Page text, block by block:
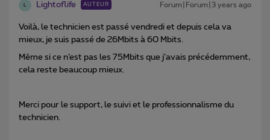
Lightoflife AUTEUR Forum|Forum|3 years ago
Voilà, le technicien est passé vendredi et depuis cela va
mieux, je suis passé de 26Mbits à 60 Mbits.
Même si ce n’est pas les 75Mbits que j’avais précédemment,
cela reste beaucoup mieux.
Merci pour le support, le suivi et le professionnalisme du
technicien.